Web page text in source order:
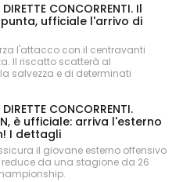
DIRETTE CONCORRENTI. Il
punta, ufficiale l'arrivo di
l'attacco con il centravanti
Il riscatto scatterà al
salvezza e di determinati
DIRETTE CONCORRENTI.
è ufficiale: arriva l'esterno
I dettagli
il giovane esterno offensivo
reduce da una stagione da 26